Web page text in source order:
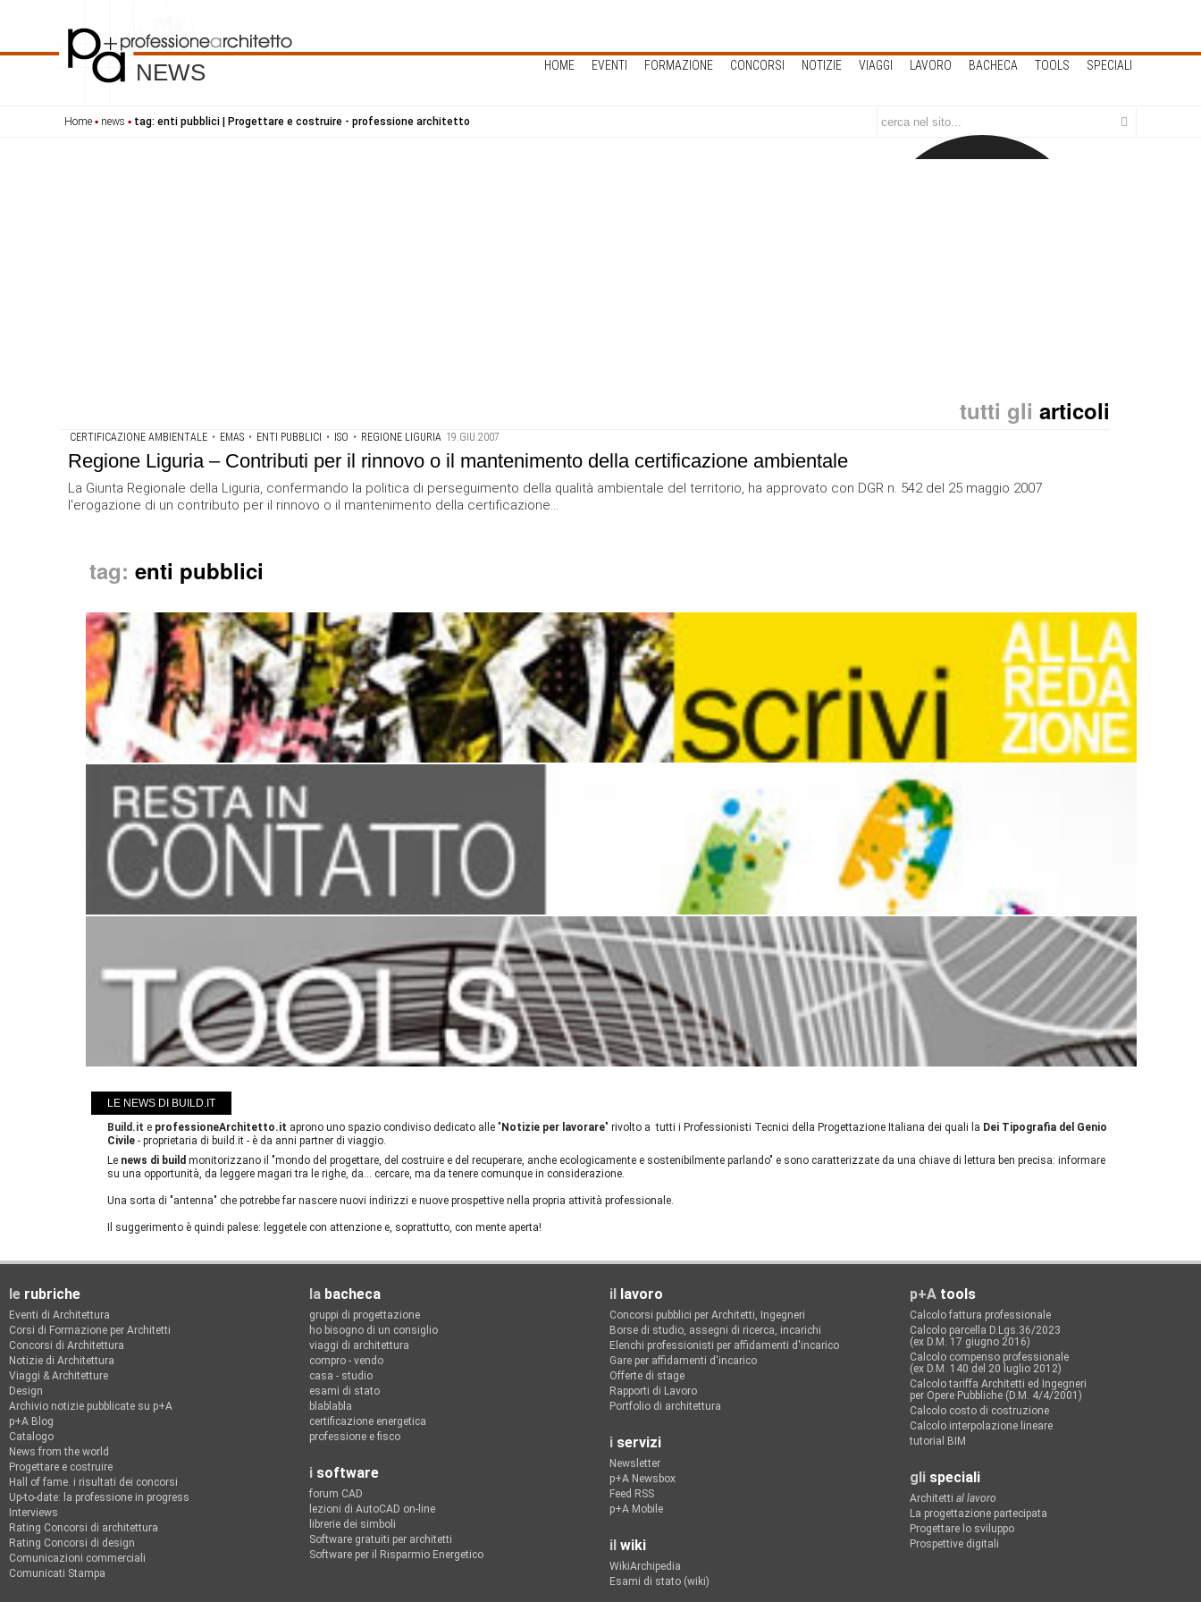
NEWS HOME EVENTI FORMAZIONE CONCORSI NOTIZIE VIAGGI LAVORO BACHECA TOOLS SPECIALI
Home ▪ news ▪ tag: enti pubblici | Progettare e costruire - professione architetto
tutti gli articoli
CERTIFICAZIONE AMBIENTALE • EMAS • ENTI PUBBLICI • ISO • REGIONE LIGURIA 19.GIU.2007
Regione Liguria – Contributi per il rinnovo o il mantenimento della certificazione ambientale
La Giunta Regionale della Liguria, confermando la politica di perseguimento della qualità ambientale del territorio, ha approvato con DGR n. 542 del 25 maggio 2007
l'erogazione di un contributo per il rinnovo o il mantenimento della certificazione...
tag: enti pubblici
LE NEWS DI BUILD.IT
Build.it e professioneArchitetto.it aprono uno spazio condiviso dedicato alle " Notizie per lavorare" rivolto a tutti i Professionisti Tecnici della Progettazione Italiana dei quali la Dei Tipografia del Genio
Civile - proprietaria di build.it - è da anni partner di viaggio.
Le news di build monitorizzano il "mondo del progettare, del costruire e del recuperare, anche ecologicamente e sostenibilmente parlando" e sono caratterizzate da una chiave di lettura ben precisa: informare
su una opportunità, da leggere magari tra le righe, da... cercare, ma da tenere comunque in considerazione.
Una sorta di "antenna" che potrebbe far nascere nuovi indirizzi e nuove prospettive nella propria attività professionale.
Il suggerimento è quindi palese: leggetele con attenzione e, soprattutto, con mente aperta!
le rubriche
Eventi di Architettura
Corsi di Formazione per Architetti
Concorsi di Architettura
Notizie di Architettura
Viaggi & Architetture
Design
Archivio notizie pubblicate su p+A
p+A Blog
Catalogo
News from the world
Progettare e costruire
Hall of fame. i risultati dei concorsi
Up-to-date: la professione in progress
Interviews
Rating Concorsi di architettura
Rating Concorsi di design
Comunicazioni commerciali
Comunicati Stampa
la bacheca
gruppi di progettazione
ho bisogno di un consiglio
viaggi di architettura
compro - vendo
casa - studio
esami di stato
blablabla
certificazione energetica
professione e fisco
i software
forum CAD
lezioni di AutoCAD on-line
librerie dei simboli
Software gratuiti per architetti
Software per il Risparmio Energetico
il lavoro
Concorsi pubblici per Architetti, Ingegneri
Borse di studio, assegni di ricerca, incarichi
Elenchi professionisti per affidamenti d'incarico
Gare per affidamenti d'incarico
Offerte di stage
Rapporti di Lavoro
Portfolio di architettura
i servizi
Newsletter
p+A Newsbox
Feed RSS
p+A Mobile
il wiki
WikiArchipedia
Esami di stato (wiki)
p+A tools
Calcolo fattura professionale
Calcolo parcella D.Lgs.36/2023
(ex D.M. 17 giugno 2016)
Calcolo compenso professionale
(ex D.M. 140 del 20 luglio 2012)
Calcolo tariffa Architetti ed Ingegneri
per Opere Pubbliche (D.M. 4/4/2001)
Calcolo costo di costruzione
Calcolo interpolazione lineare
tutorial BIM
gli speciali
Architetti al lavoro
La progettazione partecipata
Progettare lo sviluppo
Prospettive digitali